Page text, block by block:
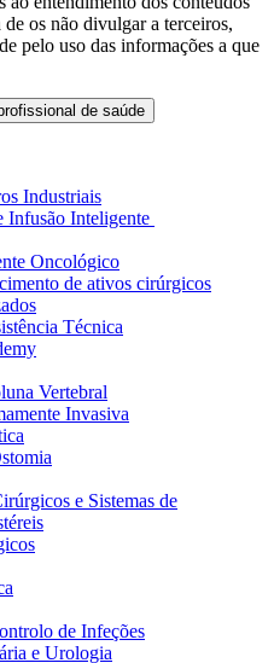
Visite o catálogo de produtos
completo.
médicos quando recebe alta
visite a nossa página de
na tecnologia médica.
de inovação e apresente a sua
os não divulgar a terceiros,
pelo uso das informações a que
de saúde
Industriais
Infusão Inteligente
Oncológico
de ativos cirúrgicos
Técnica
Vertebral
Invasiva
e Sistemas de
de Infeções
e Urologia